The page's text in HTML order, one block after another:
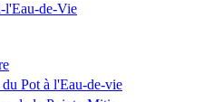
l'Eau-de-Vie
Pot à l'Eau-de-vie